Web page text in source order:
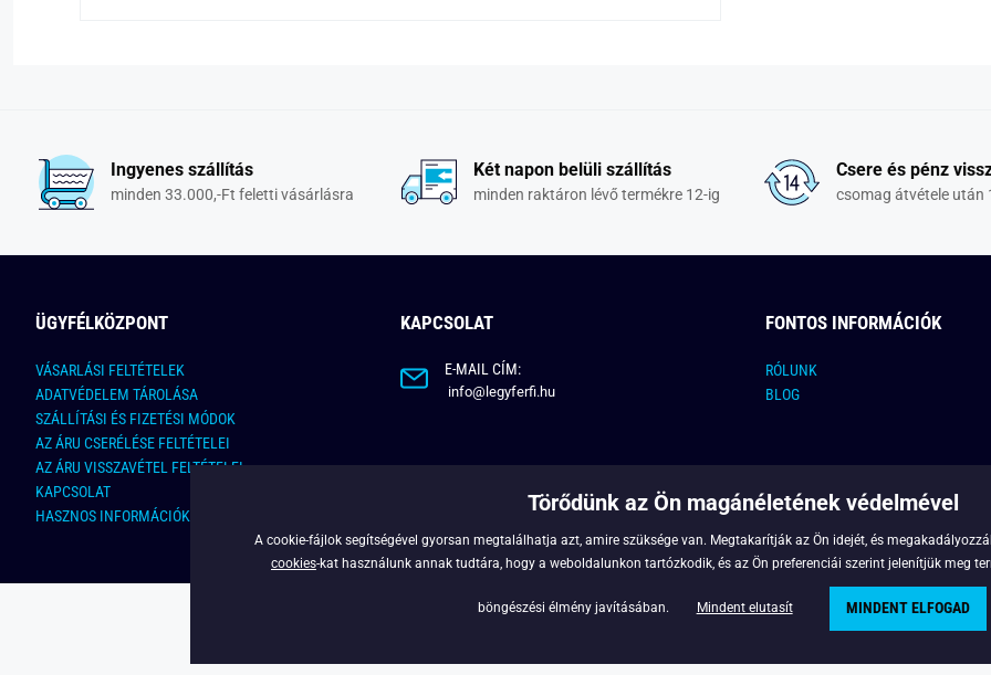
Ingyenes szállítás
minden 33.000,-Ft feletti vásárlásra
Két napon belüli szállítás
minden raktáron lévő termékre 12-ig
Csere és pénz
csomag átvétele után
ÜGYFÉLKÖZPONT
VÁSARLÁSI FELTÉTELEK
ADATVÉDELEM TÁROLÁSA
SZÁLLÍTÁSI ÉS FIZETÉSI MÓDOK
AZ ÁRU CSERÉLÉSE FELTÉTELEI
AZ ÁRU VISSZAVÉTEL FELTÉTELEI
KAPCSOLAT
HASZNOS INFORMÁCIÓK
KAPCSOLAT
E-MAIL CÍM:
info@legyferfi.hu
FONTOS INFORMÁCIÓK
RÓLUNK
BLOG
Copyright © 2022 - Legyferfi.hu
Törődünk az Ön magánéletének védelmével
A cookie-fájlok segítségével gyorsan megtalálhatja azt, amire szüksége van. Megtakarítják az Ön idejét, és
cookies-kat használunk annak tudtára, hogy a weboldalunkon tartózkodik, és az Ön preferenciái szerint jelenítjük meg
böngészési élmény javításában. Mindent elutasít MINDENT ELFOGAD